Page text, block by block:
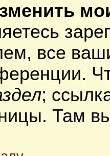
все
;
Там